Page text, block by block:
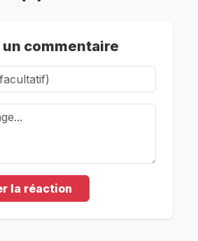
un commentaire
la réaction